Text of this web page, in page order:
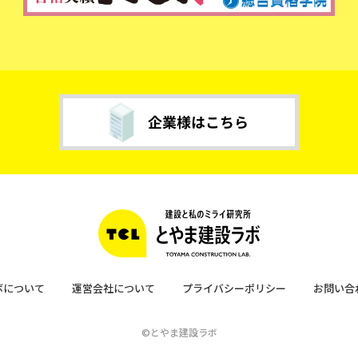
について 運営会社について プライバシーポリシー お問い合
©とやま建設ラボ